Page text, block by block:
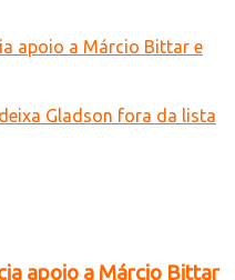
apoio a Márcio Bittar